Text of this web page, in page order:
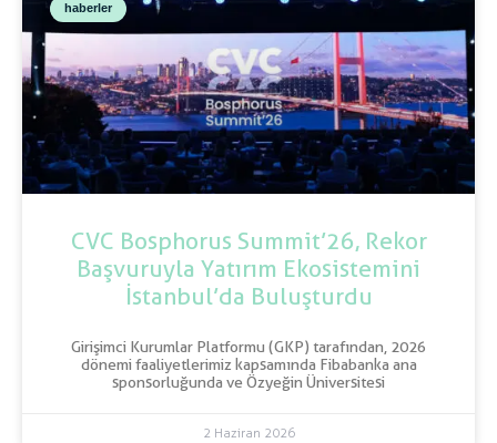
haberler
CVC Bosphorus Summit’26, Rekor
Başvuruyla Yatırım Ekosistemini
İstanbul’da Buluşturdu
Girişimci Kurumlar Platformu (GKP) tarafından, 2026
dönemi faaliyetlerimiz kapsamında Fibabanka ana
sponsorluğunda ve Özyeğin Üniversitesi
2 Haziran 2026